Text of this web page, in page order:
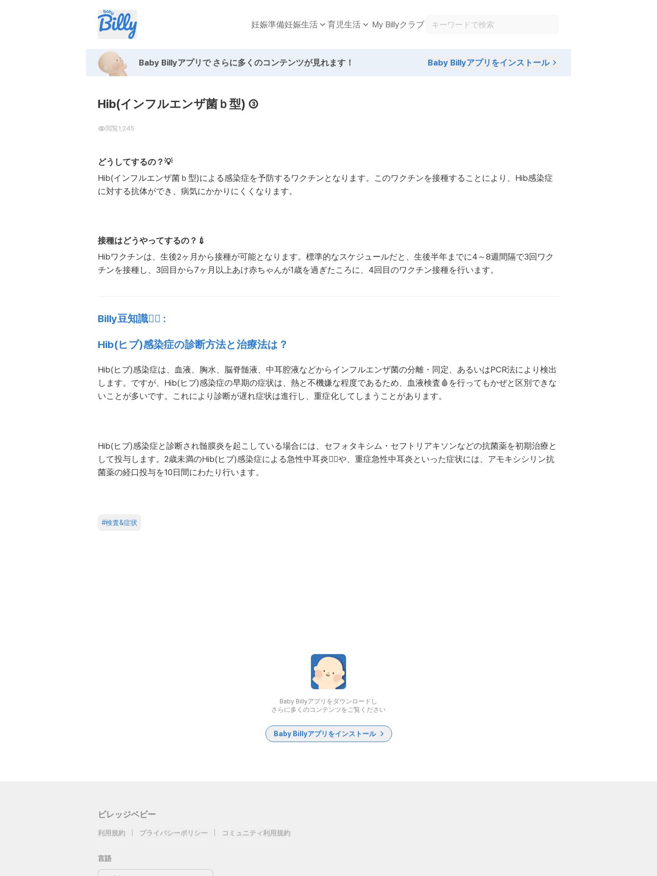
妊娠準備妊娠生活 育児生活 My Billyクラブ
Baby Billyアプリで さらに多くのコンテンツが見れます！ Baby Billyアプリをインストール
Hib(インフルエンザ菌ｂ型) ③
閲覧1,245
どうしてするの？💡
Hib(インフルエンザ菌ｂ型)による感染症を予防するワクチンとなります。このワクチンを接種することにより、Hib感染症
に対する抗体ができ、病気にかかりにくくなります。
接種はどうやってするの？💉
Hibワクチンは、生後2ヶ月から接種が可能となります。標準的なスケジュールだと、生後半年までに4～8週間隔で3回ワク
チンを接種し、3回目から7ヶ月以上あけ赤ちゃんが1歳を過ぎたころに、4回目のワクチン接種を行います。
Billy豆知識👩‍⚕️ :
Hib(ヒブ)感染症の診断方法と治療法は？
Hib(ヒブ)感染症は、血液、胸水、脳脊髄液、中耳腔液などからインフルエンザ菌の分離・同定、あるいはPCR法により検出
します。ですが、Hib(ヒブ)感染症の早期の症状は、熱と不機嫌な程度であるため、血液検査 🩸 を行ってもかぜと区別できな
いことが多いです。これにより診断が遅れ症状は進行し、重症化してしまうことがあります。
Hib(ヒブ)感染症と診断され髄膜炎を起こしている場合には、セフォタキシム・セフトリアキソンなどの抗菌薬を初期治療と
して投与します。2歳未満のHib(ヒブ)感染症による急性中耳炎👂🏻や、重症急性中耳炎といった症状には、アモキシシリン抗
菌薬の経口投与を10日間にわたり行います。
#検査&症状
Baby Billyアプリをダウンロードし
さらに多くのコンテンツをご覧ください
Baby Billyアプリをインストール
ビレッジベビー
利用規約 プライバシーポリシー コミュニティ利用規約
言語